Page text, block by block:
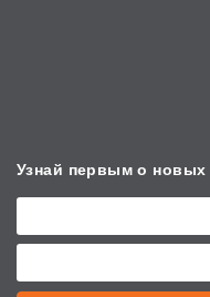
Узнай первым о новых